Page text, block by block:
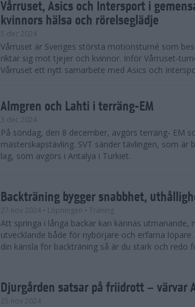
Vårruset, Asics och Intersport i
kvinnors hälsa och rörelseglädje
5 dec 2024
Vårruset är Sveriges största motionsturné som
riktar sig mot tjejer och kvinnor. Inför Vårruset-
Vårruset ett nytt samarbete med Asics och
Almgren och Lahti i terräng-EM
3 dec 2024
På söndag, den 8 december, avgörs terräng- EM
mästerskapstävling. SVT sänder tävlingen, som är
lag, som avgörs i Antalya i Turkiet.
Backträning bygger snabbhet,
27 nov 2024 • Löpningen • Träning
Att springa i långa backar kan kännas utmanande,
utvecklande både för nybörjare och erfarna
din känsla för backträning så är du stark och redo
Djurgården satsar på friidrott – värvar
25 nov 2024